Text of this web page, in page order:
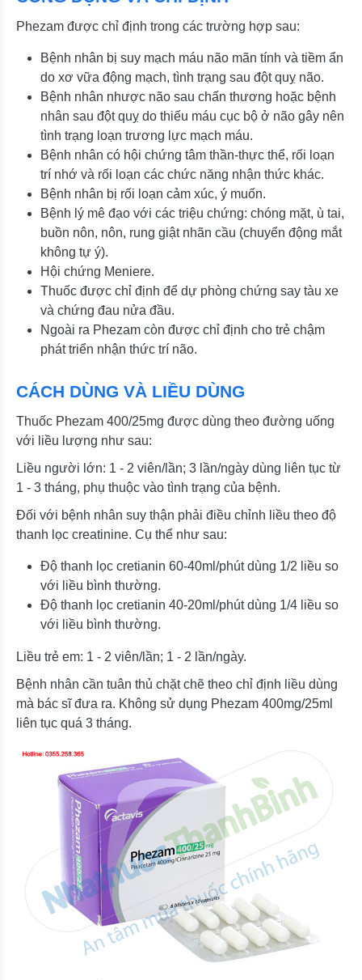
Phezam được chỉ định trong các trường hợp sau:
Bệnh nhân bị suy mạch máu não mãn tính và tiềm ẩn
do xơ vữa động mạch, tình trạng sau đột quỵ não.
Bệnh nhân nhược não sau chấn thương hoặc bệnh
nhân sau đột quỵ do thiếu máu cục bộ ở não gây nên
tình trạng loạn trương lực mạch máu.
Bệnh nhân có hội chứng tâm thần-thực thể, rối loạn
trí nhớ và rối loạn các chức năng nhận thức khác.
Bệnh nhân bị rối loạn cảm xúc, ý muốn.
Bệnh lý mê đạo với các triệu chứng: chóng mặt, ù tai,
buồn nôn, nôn, rung giật nhãn cầu (chuyển động mắt
không tự ý).
Hội chứng Meniere.
Thuốc được chỉ định để dự phòng chứng say tàu xe
và chứng đau nửa đầu.
Ngoài ra Phezam còn được chỉ định cho trẻ chậm
phát triển nhận thức trí não.
CÁCH DÙNG VÀ LIỀU DÙNG
Thuốc Phezam 400/25mg được dùng theo đường uống
với liều lượng như sau:
Liều người lớn: 1 - 2 viên/lần; 3 lần/ngày dùng liên tục từ
1 - 3 tháng, phụ thuộc vào tình trạng của bệnh.
Đối với bệnh nhân suy thận phải điều chỉnh liều theo độ
thanh lọc creatinine. Cụ thể như sau:
Độ thanh lọc cretianin 60-40ml/phút dùng 1/2 liều so
với liều bình thường.
Độ thanh lọc cretianin 40-20ml/phút dùng 1/4 liều so
với liều bình thường.
Liều trẻ em: 1 - 2 viên/lần; 1 - 2 lần/ngày.
Bệnh nhân cần tuân thủ chặt chẽ theo chỉ định liều dùng
mà bác sĩ đưa ra. Không sử dụng Phezam 400mg/25ml
liên tục quá 3 tháng.